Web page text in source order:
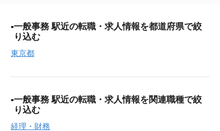
一般事務 駅近の転職・求人情報を都道府県で絞
り込む
東京都
一般事務 駅近の転職・求人情報を関連職種で絞
り込む
経理・財務